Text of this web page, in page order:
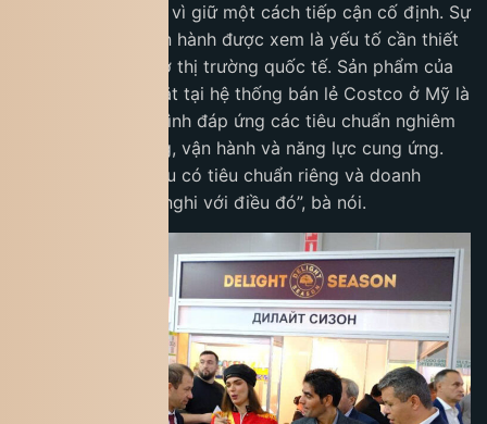
từng khu vực thay vì giữ một cách tiếp cận cố định. Sự
linh hoạt trong vận hành được xem là yếu tố cần thiết
để tồn tại lâu dài ở thị trường quốc tế. Sản phẩm của
King Coffee có mặt tại hệ thống bán lẻ Costco ở Mỹ là
kết quả của quá trình đáp ứng các tiêu chuẩn nghiêm
ngặt về chất lượng, vận hành và năng lực cung ứng.
“Mỗi thị trường đều có tiêu chuẩn riêng và doanh
nghiệp phải thích nghi với điều đó”, bà nói.